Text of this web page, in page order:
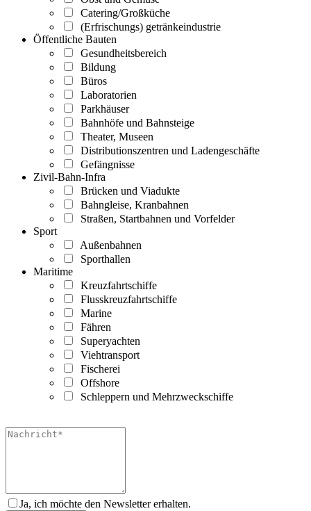
Catering/Großküche
(Erfrischungs) getränkeindustrie
Öffentliche Bauten
Gesundheitsbereich
Bildung
Büros
Laboratorien
Parkhäuser
Bahnhöfe und Bahnsteige
Theater, Museen
Distributionszentren und Ladengeschäfte
Gefängnisse
Zivil-Bahn-Infra
Brücken und Viadukte
Bahngleise, Kranbahnen
Straßen, Startbahnen und Vorfelder
Sport
Außenbahnen
Sporthallen
Maritime
Kreuzfahrtschiffe
Flusskreuzfahrtschiffe
Marine
Fähren
Superyachten
Viehtransport
Fischerei
Offshore
Schleppern und Mehrzweckschiffe
Ja, ich möchte den Newsletter erhalten.